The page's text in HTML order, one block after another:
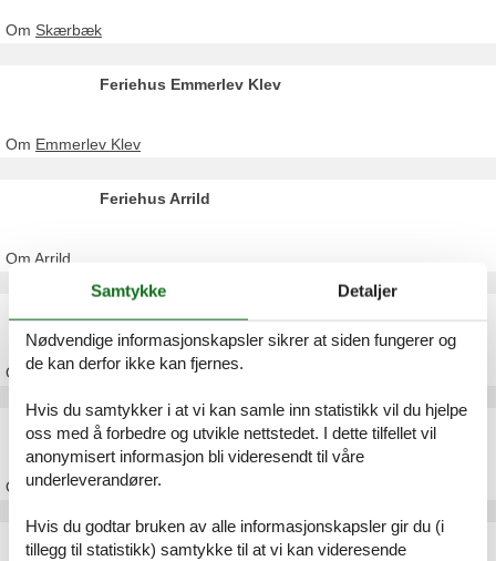
Om Skærbæk
Feriehus Emmerlev Klev
Om Emmerlev Klev
Feriehus Arrild
Om Arrild
OmRinkenæs
Feriehus Ribe
OmRibe
Feriehus Gråsten
Samtykke Detaljer
Nødvendige informasjonskapsler sikrer at siden fungerer og
de kan derfor ikke kan fjernes.
Hvis du samtykker i at vi kan samle inn statistikk vil du hjelpe
oss med å forbedre og utvikle nettstedet. I dette tilfellet vil
anonymisert informasjon bli videresendt til våre
underleverandører.
Hvis du godtar bruken av alle informasjonskapsler gir du (i
tillegg til statistikk) samtykke til at vi kan videresende